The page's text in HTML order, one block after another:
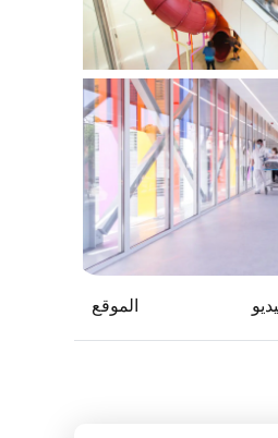
الموقع